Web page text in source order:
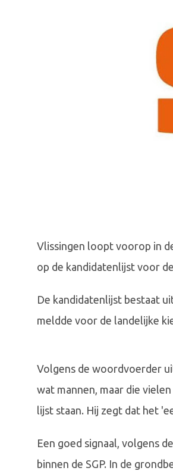
Vlissingen loopt voorop in
op de kandidatenlijst voor
De kandidatenlijst bestaat
meldde voor de landelijke
Volgens de woordvoerder
wat mannen, maar die
lijst staan. Hij zegt dat het
Een goed signaal, volgens
binnen de SGP. In de